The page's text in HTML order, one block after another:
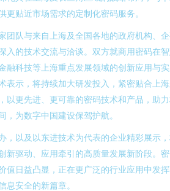
贴近市场需求的定制化密码服务。
团队与来自上海及全国各地的政府机构、
入的技术交流与洽谈。双方就商用密码在
融科技等上海重点发展领域的创新应用与
表示，将持续加大研发投入，紧密贴合上
以更先进、更可靠的密码技术和产品，助
为数字中国建设保驾护航。
，以及以东进技术为代表的企业精彩展示
新驱动、应用牵引的高质量发展新阶段。
值日益凸显，正在更广泛的行业应用中发
息安全的新篇章。